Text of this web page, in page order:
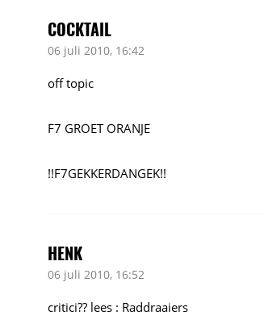
COCKTAIL
06 juli 2010, 16:42
off topic
F7 GROET ORANJE
!!F7GEKKERDANGEK!!
HENK
06 juli 2010, 16:52
critici?? lees : Raddraaiers